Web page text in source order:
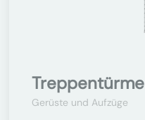
Treppentürme
Gerüste und Aufzüge